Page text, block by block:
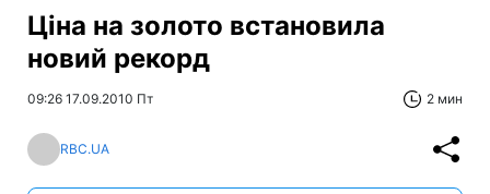
Ціна на золото встановила
новий рекорд
09:26 17.09.2010 Пт 2 мин
RBC.UA